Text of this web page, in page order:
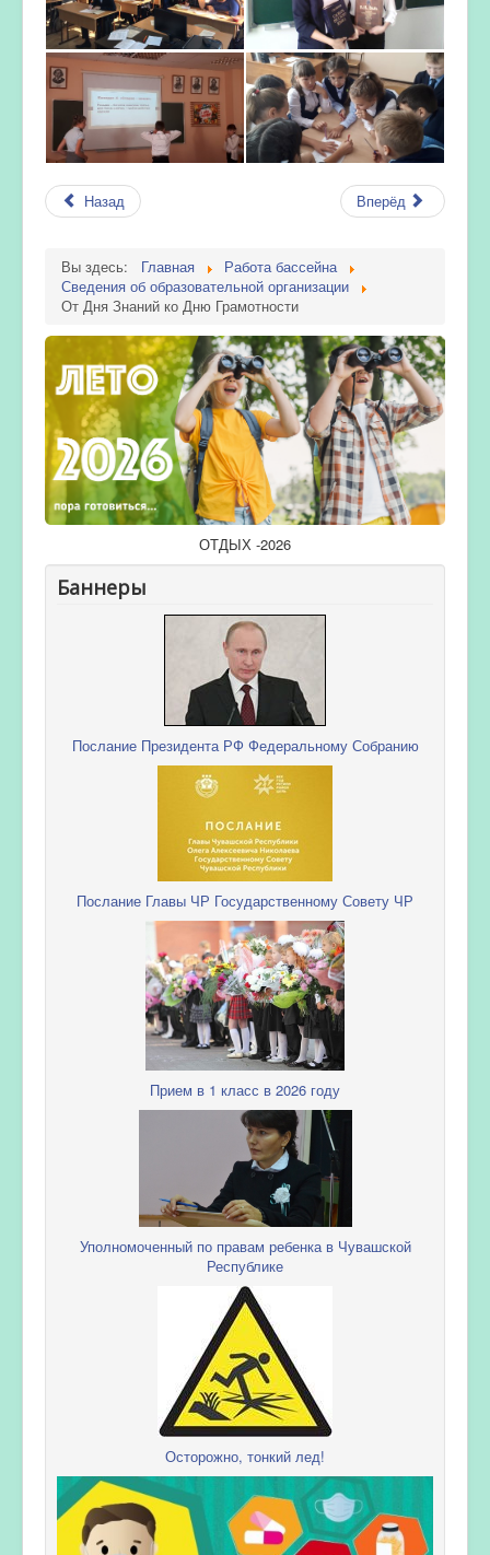
Назад Вперёд
Вы здесь: Главная
Работа бассейна
Сведения об образовательной организации
От Дня Знаний ко Дню Грамотности
ОТДЫХ -2026
Баннеры
Послание Президента РФ Федеральному Собранию
Послание Главы ЧР Государственному Совету ЧР
Прием в 1 класс в 2026 году
Уполномоченный по правам ребенка в Чувашской
Республике
Осторожно, тонкий лед!